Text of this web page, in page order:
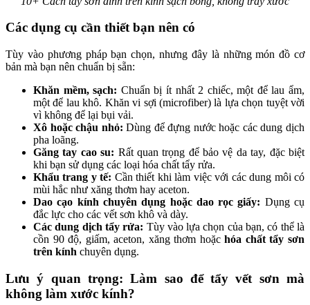
Các dụng cụ cần thiết bạn nên có
Tùy vào phương pháp bạn chọn, nhưng đây là những món đồ cơ
bản mà bạn nên chuẩn bị sẵn:
Khăn mềm, sạch: Chuẩn bị ít nhất 2 chiếc, một để lau ẩm,
một để lau khô. Khăn vi sợi (microfiber) là lựa chọn tuyệt vời
vì không để lại bụi vải.
Xô hoặc chậu nhỏ: Dùng để đựng nước hoặc các dung dịch
pha loãng.
Găng tay cao su: Rất quan trọng để bảo vệ da tay, đặc biệt
khi bạn sử dụng các loại hóa chất tẩy rửa.
Khẩu trang y tế: Cần thiết khi làm việc với các dung môi có
mùi hắc như xăng thơm hay aceton.
Dao cạo kính chuyên dụng hoặc dao rọc giấy: Dụng cụ
đắc lực cho các vết sơn khô và dày.
Các dung dịch tẩy rửa: Tùy vào lựa chọn của bạn, có thể là
cồn 90 độ, giấm, aceton, xăng thơm hoặchóa chất tẩy sơn
trên kính chuyên dụng.
Lưu ý quan trọng: Làm sao để tẩy vết sơn mà
không làm xước kính?